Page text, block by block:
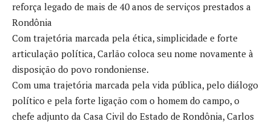
reforça legado de mais de 40 anos de serviços prestados a
Rondônia
Com trajetória marcada pela ética, simplicidade e forte
articulação política, Carlão coloca seu nome novamente à
disposição do povo rondoniense.
Com uma trajetória marcada pela vida pública, pelo diálogo
político e pela forte ligação com o homem do campo, o
chefe adjunto da Casa Civil do Estado de Rondônia, Carlos